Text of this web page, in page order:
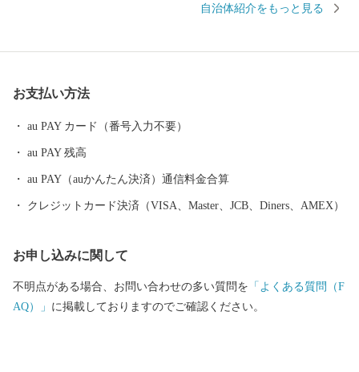
の農産物が栽培されています。トップブランド「あら川の桃」を
ねこの駅長で有名な貴志駅があり、海外からも多くの観光客が訪
自治体紹介をもっと見る
お支払い方法
au PAY カード（番号入力不要）
au PAY 残高
au PAY（auかんたん決済）通信料金合算
クレジットカード決済（VISA、Master、JCB、Diners、AMEX）
お申し込みに関して
不明点がある場合、お問い合わせの多い質問を 「よくある質問（F
AQ）」 に掲載しておりますのでご確認ください。